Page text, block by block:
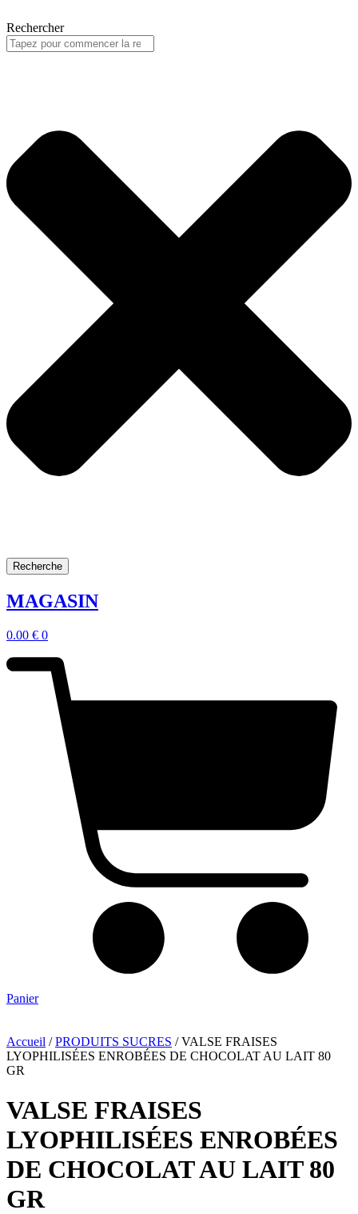
Rechercher
Recherche
MAGASIN
0.00 € 0
Panier
Accueil /PRODUITS SUCRES / VALSE FRAISES
LYOPHILISÉES ENROBÉES DE CHOCOLAT AU LAIT 80
GR
VALSE FRAISES
LYOPHILISÉES ENROBÉES
DE CHOCOLAT AU LAIT 80
GR